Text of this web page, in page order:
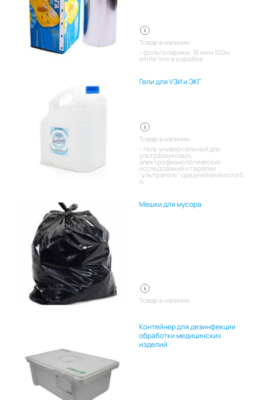
Товар в наличии:
фольга парикм. 16 мкм 100м.
white line в коробке
Гели для УЗИ и ЭКГ
Товар в наличии:
гель универсальный для
ультразвуковых,
электрофизиологических
исследований и терапии
"ультрагель" средней вязкости 5
л.
Мешки для мусора
Товар в наличии
Контейнер для дезинфекции
обработки медицинских
изделий